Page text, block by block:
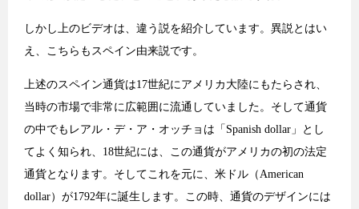
しかし上のビデオは、違う説を紹介しています。異説とはい
え、こちらもスペイン由来説です。
上述のスペイン通貨は17世紀にアメリカ大陸にもたらされ、
当時の市場で非常に広範囲に流通していました。そして通貨
の中でもレアル・デ・ア・オッチョは「Spanish dollar」とし
てよく知られ、18世紀には、この通貨がアメリカの初の法定
通貨となります。そしてこれを元に、米ドル（American
dollar）が1792年に誕生します。この時、通貨のデザインには